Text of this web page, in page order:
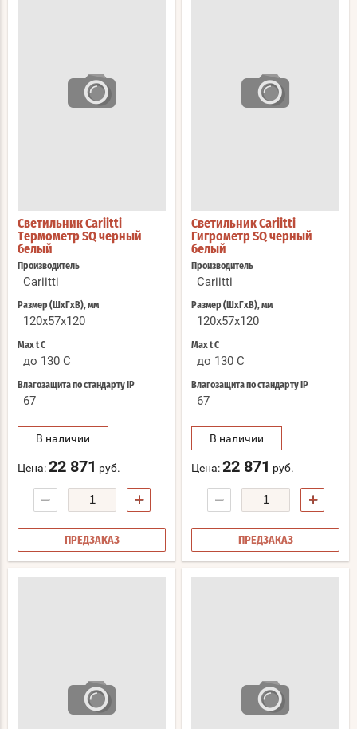
Светильник Cariitti
Термометр SQ черный
белый
Производитель
Cariitti
Размер (ШхГхВ), мм
120x57x120
Max t С
до 130 C
Влагозащита по стандарту IP
67
В наличии
Цена:22 871 руб.
− +
ПРЕДЗАКАЗ
Светильник Cariitti
Гигрометр SQ черный
белый
Производитель
Cariitti
Размер (ШхГхВ), мм
120x57x120
Max t С
до 130 C
Влагозащита по стандарту IP
67
В наличии
Цена:22 871 руб.
− +
ПРЕДЗАКАЗ